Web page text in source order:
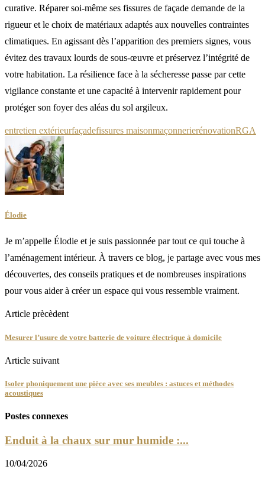
curative. Réparer soi-même ses fissures de façade demande de la
rigueur et le choix de matériaux adaptés aux nouvelles contraintes
climatiques. En agissant dès l’apparition des premiers signes, vous
évitez des travaux lourds de sous-œuvre et préservez l’intégrité de
votre habitation. La résilience face à la sécheresse passe par cette
vigilance constante et une capacité à intervenir rapidement pour
protéger son foyer des aléas du sol argileux.
entretien extérieurfaçadefissures maisonmaçonnerierénovationRGA
Élodie
Je m’appelle Élodie et je suis passionnée par tout ce qui touche à
l’aménagement intérieur. À travers ce blog, je partage avec vous mes
découvertes, des conseils pratiques et de nombreuses inspirations
pour vous aider à créer un espace qui vous ressemble vraiment.
Article prècèdent
Mesurer l’usure de votre batterie de voiture électrique à domicile
Article suivant
Isoler phoniquement une pièce avec ses meubles : astuces et méthodes
acoustiques
Postes connexes
Enduit à la chaux sur mur humide :...
10/04/2026